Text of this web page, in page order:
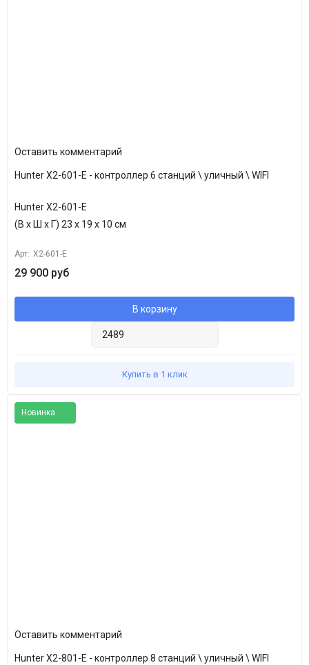
Оставить комментарий
Hunter X2-601-E - контроллер 6 станций \ уличный \ WIFI
Hunter X2-601-E
(В х Ш х Г) 23 х 19 х 10 см
Арт: X2-601-E
29 900 руб
В корзину
Купить в 1 клик
Новинка
Оставить комментарий
Hunter X2-801-E - контроллер 8 станций \ уличный \ WIFI